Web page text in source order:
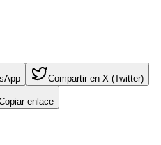
Compartir en X (Twitter)
enlace